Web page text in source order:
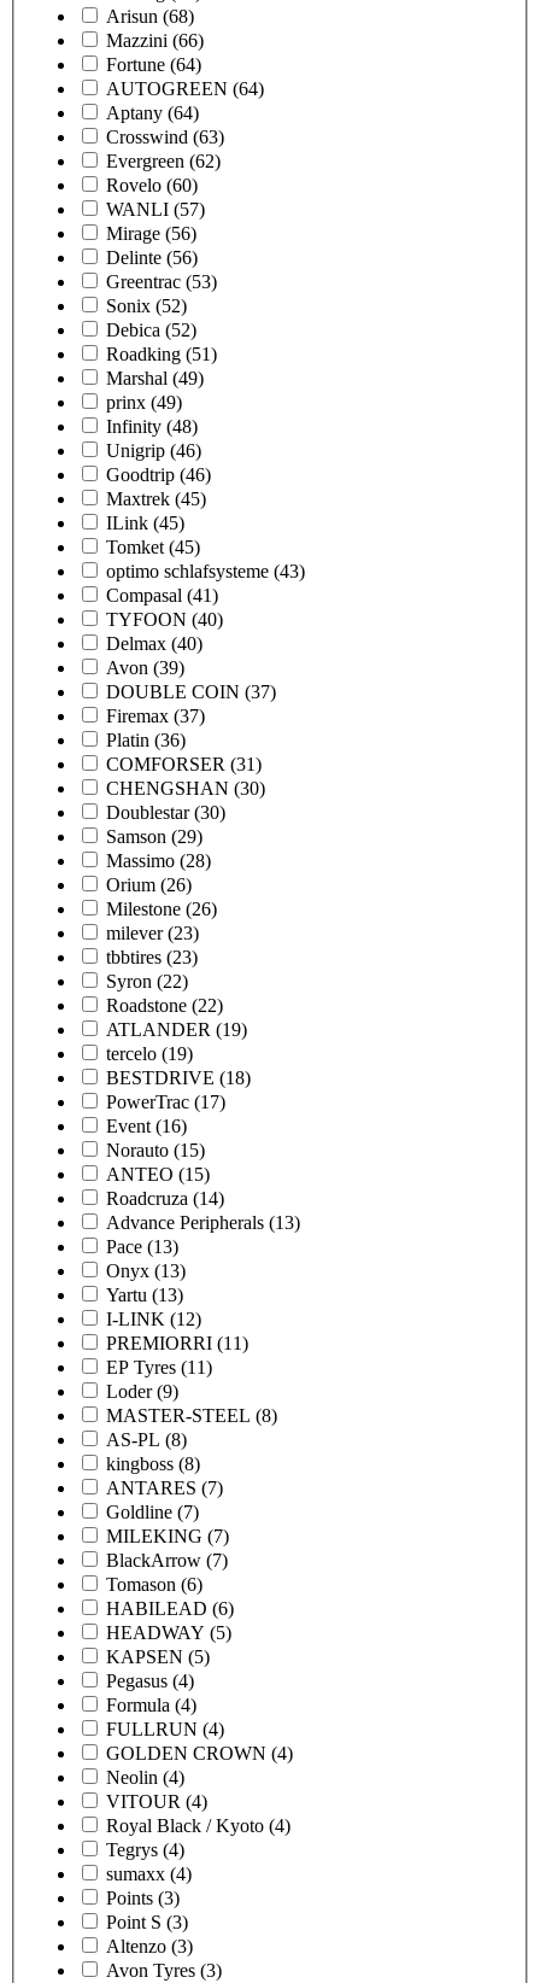
Arisun (68)
Mazzini (66)
Fortune (64)
AUTOGREEN (64)
Aptany (64)
Crosswind (63)
Evergreen (62)
Rovelo (60)
WANLI (57)
Mirage (56)
Delinte (56)
Greentrac (53)
Sonix (52)
Debica (52)
Roadking (51)
Marshal (49)
prinx (49)
Infinity (48)
Unigrip (46)
Goodtrip (46)
Maxtrek (45)
ILink (45)
Tomket (45)
optimo schlafsysteme (43)
Compasal (41)
TYFOON (40)
Delmax (40)
Avon (39)
DOUBLE COIN (37)
Firemax (37)
Platin (36)
COMFORSER (31)
CHENGSHAN (30)
Doublestar (30)
Samson (29)
Massimo (28)
Orium (26)
Milestone (26)
milever (23)
tbbtires (23)
Syron (22)
Roadstone (22)
ATLANDER (19)
tercelo (19)
BESTDRIVE (18)
PowerTrac (17)
Event (16)
Norauto (15)
ANTEO (15)
Roadcruza (14)
Advance Peripherals (13)
Pace (13)
Onyx (13)
Yartu (13)
I-LINK (12)
PREMIORRI (11)
EP Tyres (11)
Loder (9)
MASTER-STEEL (8)
AS-PL (8)
kingboss (8)
ANTARES (7)
Goldline (7)
MILEKING (7)
BlackArrow (7)
Tomason (6)
HABILEAD (6)
HEADWAY (5)
KAPSEN (5)
Pegasus (4)
Formula (4)
FULLRUN (4)
GOLDEN CROWN (4)
Neolin (4)
VITOUR (4)
Royal Black / Kyoto (4)
Tegrys (4)
sumaxx (4)
Points (3)
Point S (3)
Altenzo (3)
Avon Tyres (3)